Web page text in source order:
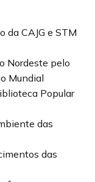
da CAJG e STM
Nordeste pelo
Mundial
Popular
das
das